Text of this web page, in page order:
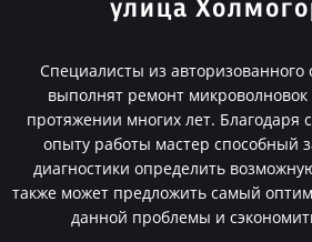
улица
Специалисты из авторизованного
выполнят ремонт
протяжении многих лет. Благодаря
опыту работы мастер способный
диагностики определить
также может предложить самый
данной проблемы и